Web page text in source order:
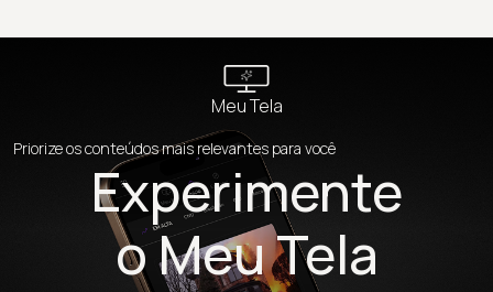
Meu Tela
Priorize os conteúdos mais relevantes para você
Experimente
o Meu Tela